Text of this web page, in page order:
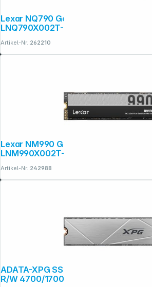
Lexar NQ790 Gen4 PCIe M.2 2TB r/w 7000/6000
LNQ790X002T-RNNNG
Artikel-Nr.:262210
Lexar NM990 Gen5x4 NVMe 2TB 2280 PCIe M.2
LNM990X002T-RNNNG
Artikel-Nr.:242988
ADATA-XPG SSD PCIe Gen 4x4 512GB GAMMIX S60
R/W 4700/1700